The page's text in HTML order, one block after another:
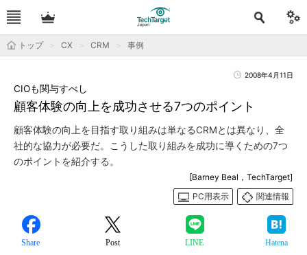
トップ CX CRM 事例
2008年4月11日
顧客体験の向上を成功させる7つのポイント
CIOも関与すべし
顧客体験の向上を目指す取り組みは単なるCRMとは異なり、全
社的な協力が必要だ。こうした取り組みを成功に導くための7つ
のポイントを紹介する。
[Barney Beal，TechTarget]
PC用表示
関連情報
Share Post LINE Hatena